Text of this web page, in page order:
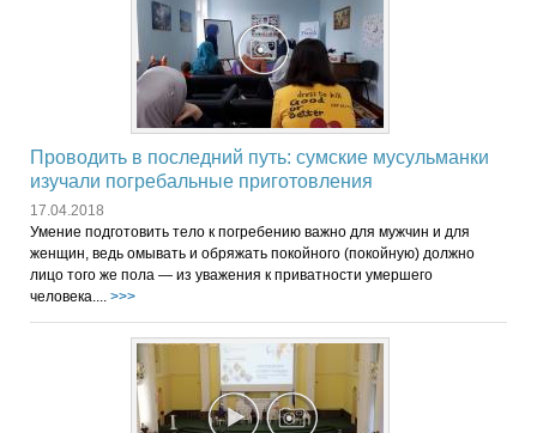
Проводить в последний путь: сумские мусульманки
изучали погребальные приготовления
17.04.2018
Умение подготовить тело к погребению важно для мужчин и для
женщин, ведь омывать и обряжать покойного (покойную) должно
лицо того же пола — из уважения к приватности умершего
человека.... >>>